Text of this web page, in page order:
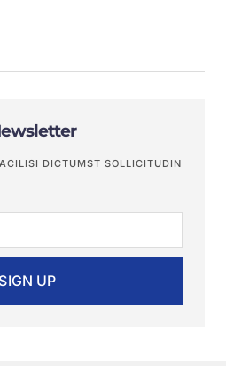
DICTUMST SOLLICITUDIN
SIGN UP